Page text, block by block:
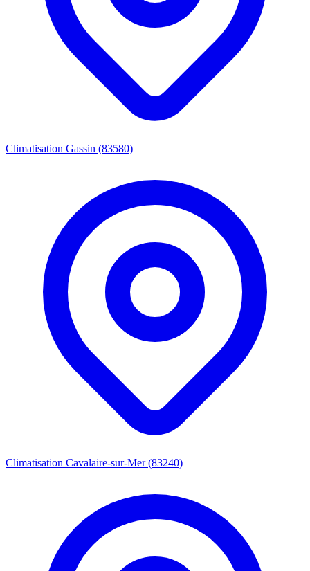
Climatisation Gassin (83580)
Climatisation Cavalaire-sur-Mer (83240)